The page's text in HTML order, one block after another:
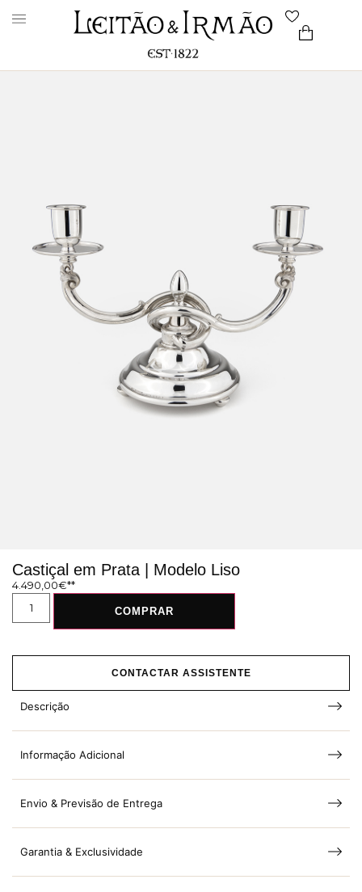
Castiçal em Prata | Modelo Liso
4.490,00€
COMPRAR
CONTACTAR ASSISTENTE
Descrição
Informação Adicional
Envio & Previsão de Entrega
Garantia & Exclusividade